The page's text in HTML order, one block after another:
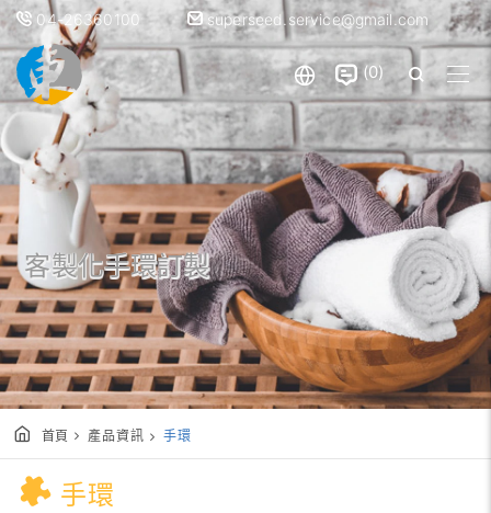
04-26360100 superseed.service@gmail.com
0
客製化手環訂製
首頁 產品資訊 手環
手環